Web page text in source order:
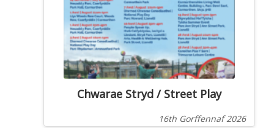
Chwarae Stryd / Street Play
16th Gorffennaf 2026